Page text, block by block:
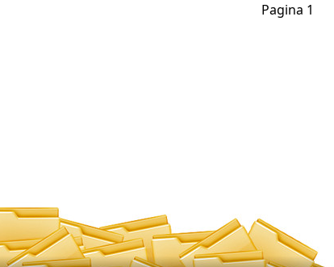
Pagina 1